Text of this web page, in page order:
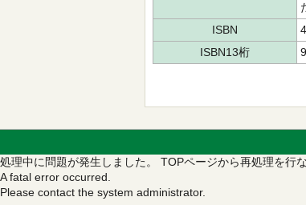
ISBN
ISBN13桁
処理中に問題が発生しました。 TOPページから再処理を行
A fatal error occurred.
Please contact the system administrator.